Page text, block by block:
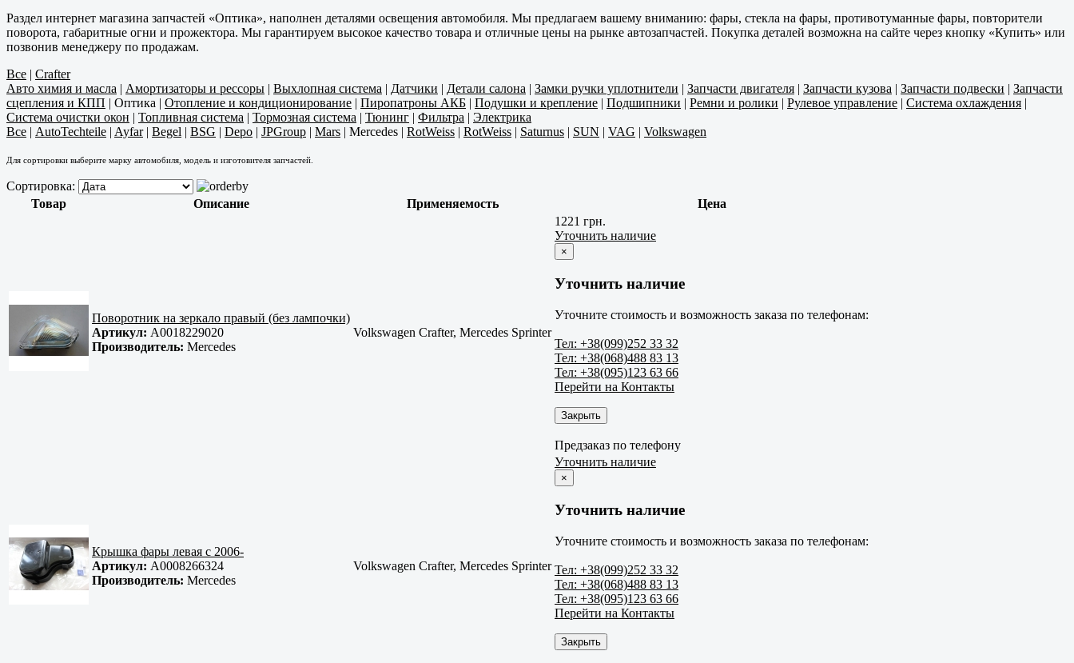
Раздел интернет магазина запчастей «Оптика», наполнен деталями освещения автомобиля. Мы предлагаем вашему вниманию: фары, стекла на фары, противотуманные фары, повторители
поворота, габаритные огни и прожектора. Мы гарантируем высокое качество товара и отличные цены на рынке автозапчастей. Покупка деталей возможна на сайте через кнопку «Купить» или
позвонив менеджеру по продажам.
Все | Crafter
Авто химия и масла | Амортизаторы и рессоры | Выхлопная система | Датчики | Детали салона | Замки ручки уплотнители | Запчасти двигателя | Запчасти кузова | Запчасти подвески | Запчасти
сцепления и КПП | Оптика | Отопление и кондиционирование | Пиропатроны АКБ | Подушки и крепление | Подшипники | Ремни и ролики | Рулевое управление | Система охлаждения |
Система очистки окон | Топливная система | Тормозная система | Тюнинг | Фильтра | Электрика
Все | AutoTechteile | Ayfar| Begel | BSG | Depo | JPGroup | Mars | Mercedes | RotWeiss | RotWeiss | Saturnus | SUN | VAG | Volkswagen
Для сортировки выберите марку автомобиля, модель и изготовителя запчастей.
Сортировка:
Товар
Описание Применяемость Цена
Поворотник на зеркало правый (без лампочки)
Артикул: A0018229020
Производитель: Mercedes
Volkswagen Crafter, Mercedes Sprinter
1221 грн.
Уточнить наличие
×
Уточнить наличие
Уточните стоимость и возможность заказа по телефонам:
Тел: +38(099)252 33 32
Тел: +38(068)488 83 13
Тел: +38(095)123 63 66
Перейти на Контакты
Закрыть
Предзаказ по телефону
Крышка фары левая с 2006-
Артикул: A0008266324
Производитель: Mercedes
Volkswagen Crafter, Mercedes Sprinter
Уточнить наличие
×
Уточнить наличие
Уточните стоимость и возможность заказа по телефонам:
Тел: +38(099)252 33 32
Тел: +38(068)488 83 13
Тел: +38(095)123 63 66
Перейти на Контакты
Закрыть